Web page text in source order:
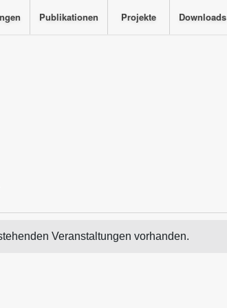
Publikationen Projekte Downloads
Veranstaltungen vorhanden.